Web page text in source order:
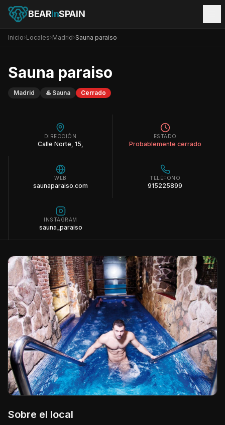
BEARinSPAIN
Inicio›Locales›Madrid›Sauna paraiso
Sauna paraiso
Madrid ♨️ Sauna Cerrado
DIRECCIÓN
Calle Norte, 15,
ESTADO
Probablemente cerrado
WEB
saunaparaiso.com
TELÉFONO
915225899
INSTAGRAM
sauna_paraiso
Sobre el local